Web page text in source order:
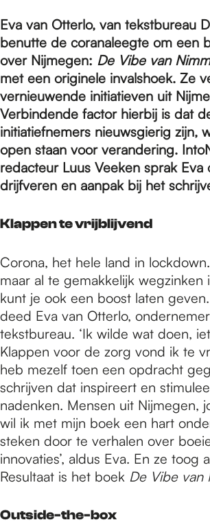
m
e
p
a
g
e
Eva van Otterlo, van tekstbureau
benutte de coranaleegte om een
over Nijmegen: De Vibe van
met een originele invalshoek. Ze
vernieuwende initiatieven uit
Verbindende factor hierbij is dat
initiatiefnemers nieuwsgierig zijn,
open staan voor verandering.
redacteur Luus Veeken sprak Eva
drijfveren en aanpak bij het
Klappen te vrijblijvend
Corona, het hele land in
maar al te gemakkelijk wegzinken
kunt je ook een boost laten
deed Eva van Otterlo,
tekstbureau. ‘Ik wilde wat doen,
Klappen voor de zorg vond ik te
heb mezelf toen een opdracht
schrijven dat inspireert en
nadenken. Mensen uit Nijmegen,
wil ik met mijn boek een hart
steken door te verhalen over
innovaties’, aldus Eva. En ze toog
Resultaat is het boek De Vibe van
Outside-the-box